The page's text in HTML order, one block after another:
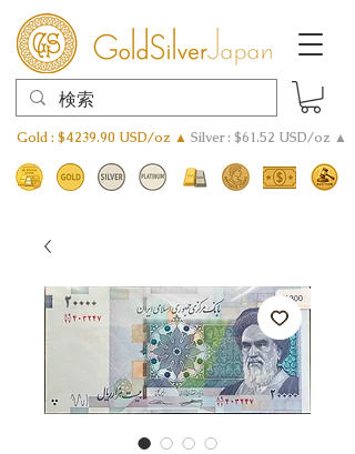
Gold : $4239.90 USD/oz ▲ Silver : $61.52 USD/oz ▲